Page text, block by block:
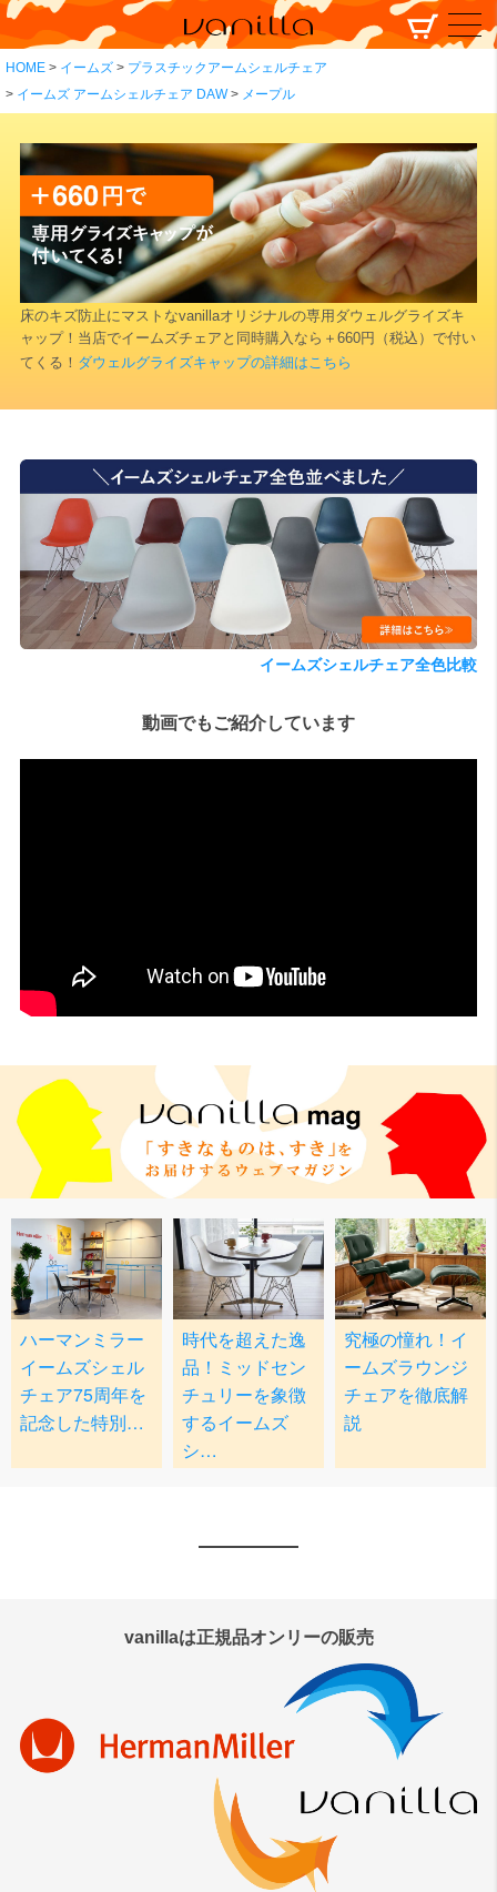
HOME イームズ
プラスチックアームシェルチェア
イームズ アームシェルチェア DAW
メープル
検索
床のキズ防止にマストなvanillaオリジナルの専用ダウェルグライズキ
ャップ！当店でイームズチェアと同時購入なら＋660円（税込）で付い
てくる！ ダウェルグライズキャップの詳細はこちら
イームズシェルチェア全色比較
動画でもご紹介しています
vanillaは正規品オンリーの販売